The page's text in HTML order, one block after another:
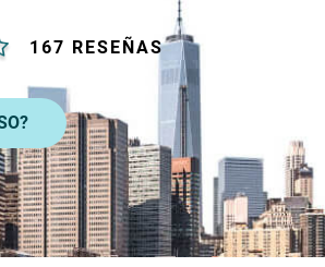
167 RESEÑAS